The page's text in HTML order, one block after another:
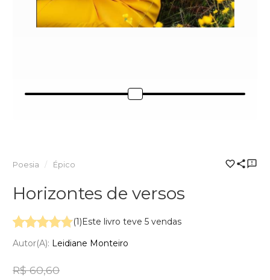
Poesia Épico
Horizontes de versos
(1)Este livro teve 5 vendas
Autor(a): Leidiane Monteiro
R$ 60,60